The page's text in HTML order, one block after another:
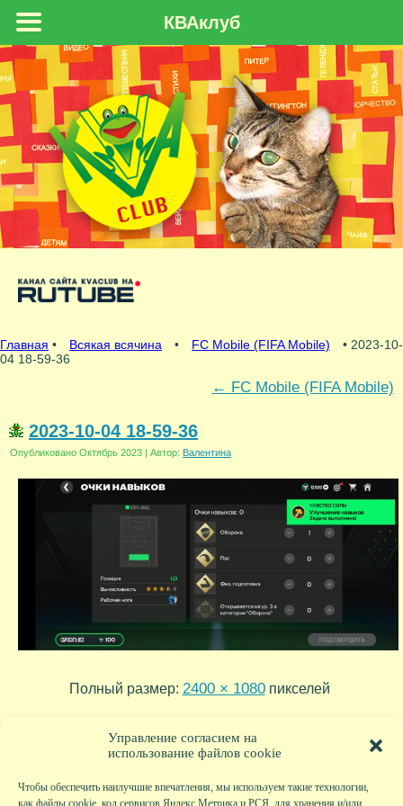
Управление согласием на
использование файлов cookie
Чтобы обеспечить наилучшие впечатления, мы используем такие технологии,
как файлы cookie, код сервисов Яндекс.Метрика и РСЯ, для хранения и/или
Главная • Всякая всячина • FC Mobile (FIFA Mobile)
• 2023-10-
04 18-59-36
← FC Mobile (FIFA Mobile)
2023-10-04 18-59-36
Опубликовано Октябрь 2023 | Автор: Валентина
Полный размер: 2400 × 1080пикселей
КВАклуб